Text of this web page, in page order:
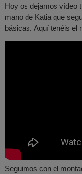
Hoy os dejamos vídeo
mano de Katia que
básicas. Aquí tenéis el
Seguimos con el